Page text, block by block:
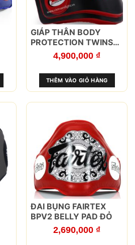
GIÁP THÂN BODY
PROTECTION TWINS
BOPL64,900,000 ₫
THÊM VÀO GIỎ HÀNG
ĐAI BỤNG FAIRTEX
BPV2 BELLY PAD ĐỎ
2,690,000 ₫